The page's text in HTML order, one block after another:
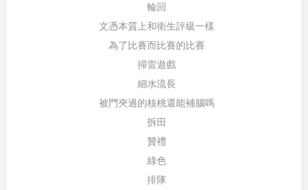
輪回
文憑本質上和衛生評級一樣
為了比賽而比賽的比賽
掃雷遊戲
細水流長
被門夾過的核桃還能補腦嗎
拆田
贊禮
綠色
排隊